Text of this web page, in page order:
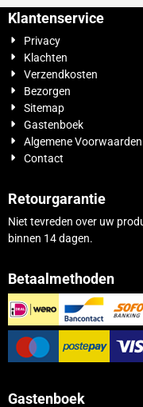
Klantenservice
Privacy
Klachten
Verzendkosten
Bezorgen
Sitemap
Gastenboek
Algemene Voorwaarden
Contact
Retourgarantie
Niet tevreden over uw
binnen 14 dagen.
Betaalmethoden
Gastenboek